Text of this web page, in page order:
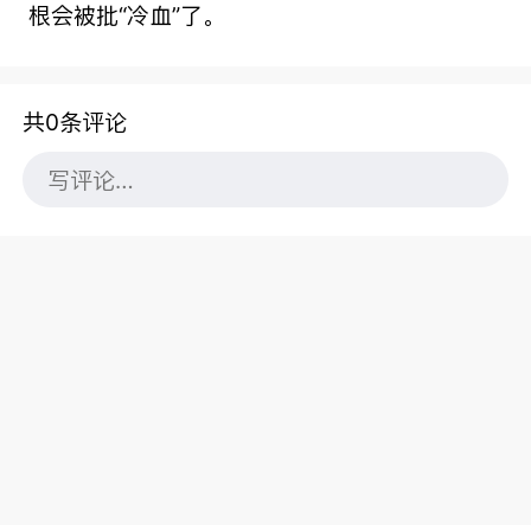
根会被批“冷血”了。
共0条评论